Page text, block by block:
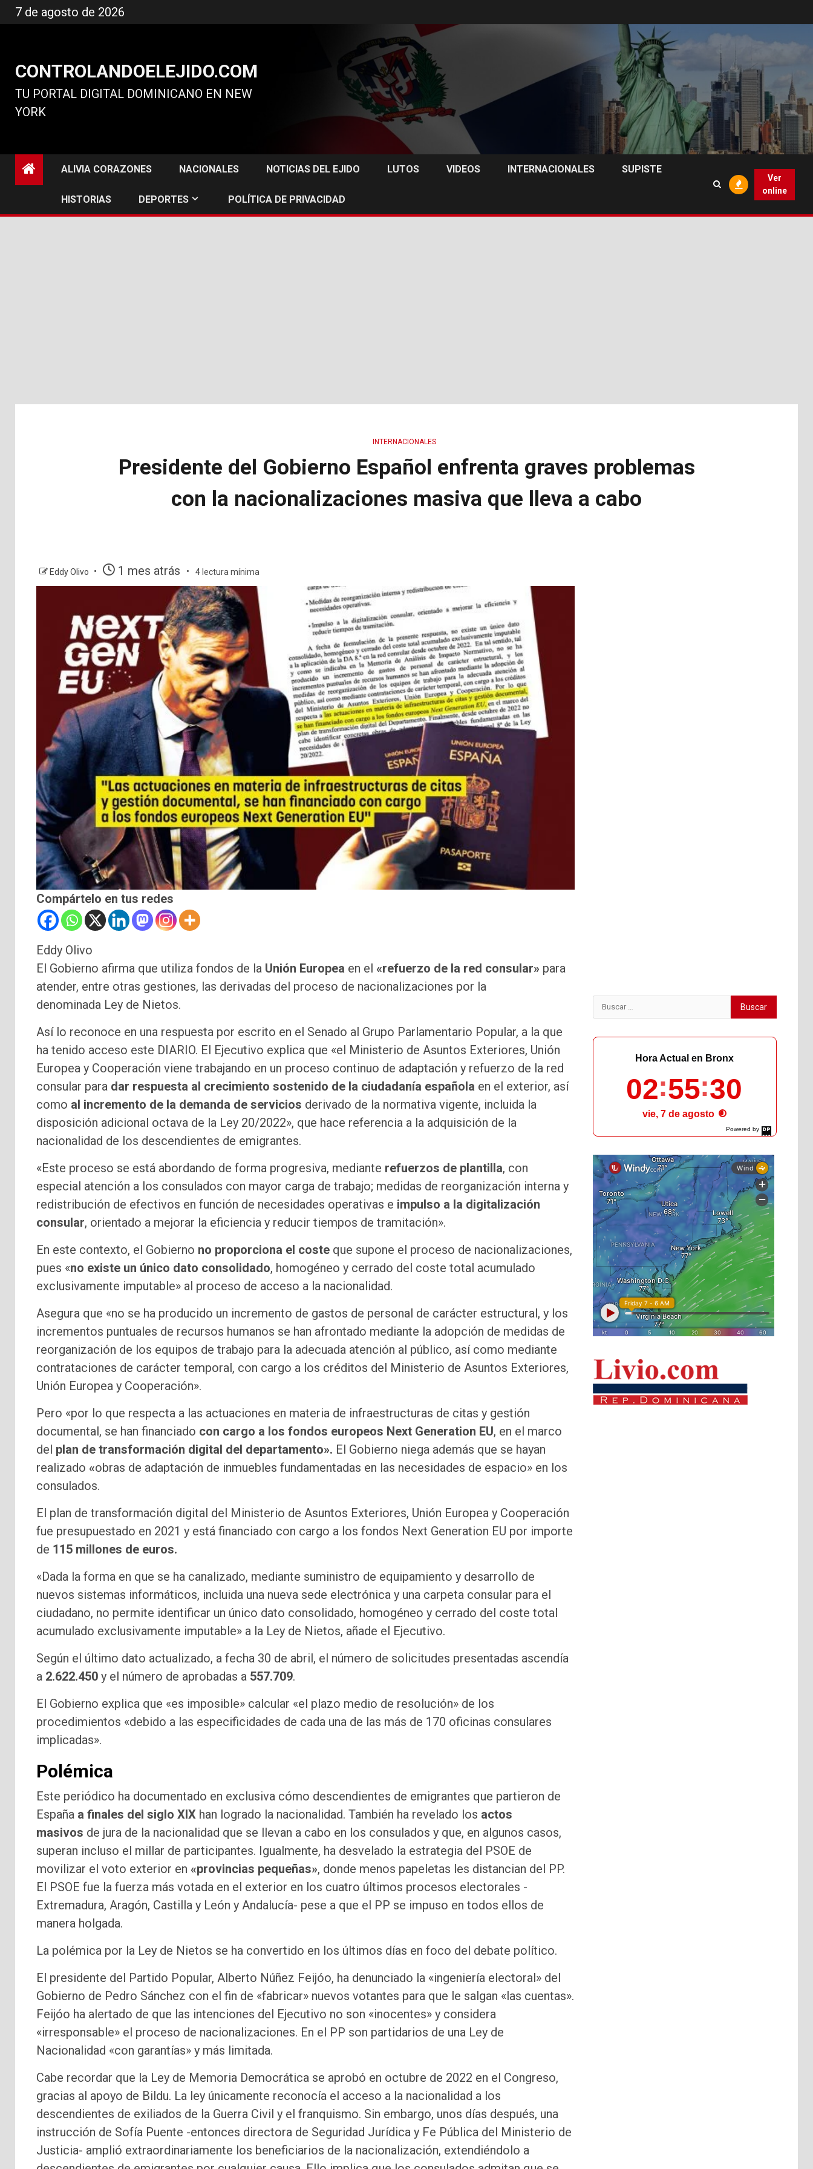
al
7 de agosto de 2026
CONTROLANDOELEJIDO.COM
TU PORTAL DIGITAL DOMINICANO EN NEW
YORK
ALIVIA CORAZONES NACIONALES NOTICIAS DEL EJIDO LUTOS VIDEOS INTERNACIONALES SUPISTE
HISTORIAS DEPORTES POLÍTICA DE PRIVACIDAD
Ver
online
INTERNACIONALES
Presidente del Gobierno Español enfrenta graves problemas
con la nacionalizaciones masiva que lleva a cabo
Eddy Olivo 1 mes atrás 4 lectura mínima
Compártelo en tus redes
Eddy Olivo
El Gobierno afirma que utiliza fondos de la Unión Europea en el «refuerzo de la red consular» para
atender, entre otras gestiones, las derivadas del proceso de nacionalizaciones por la
denominada Ley de Nietos.
Así lo reconoce en una respuesta por escrito en el Senado al Grupo Parlamentario Popular, a la que
ha tenido acceso este DIARIO. El Ejecutivo explica que «el Ministerio de Asuntos Exteriores, Unión
Europea y Cooperación viene trabajando en un proceso continuo de adaptación y refuerzo de la red
consular para dar respuesta al crecimiento sostenido de la ciudadanía española en el exterior, así
como al incremento de la demanda de servicios derivado de la normativa vigente, incluida la
disposición adicional octava de la Ley 20/2022», que hace referencia a la adquisición de la
nacionalidad de los descendientes de emigrantes.
«Este proceso se está abordando de forma progresiva, mediante refuerzos de plantilla, con
especial atención a los consulados con mayor carga de trabajo; medidas de reorganización interna y
redistribución de efectivos en función de necesidades operativas e impulso a la digitalización
consular, orientado a mejorar la eficiencia y reducir tiempos de tramitación».
En este contexto, el Gobierno no proporciona el coste que supone el proceso de nacionalizaciones,
pues «no existe un único dato consolidado, homogéneo y cerrado del coste total acumulado
exclusivamente imputable» al proceso de acceso a la nacionalidad.
Asegura que «no se ha producido un incremento de gastos de personal de carácter estructural, y los
incrementos puntuales de recursos humanos se han afrontado mediante la adopción de medidas de
reorganización de los equipos de trabajo para la adecuada atención al público, así como mediante
contrataciones de carácter temporal, con cargo a los créditos del Ministerio de Asuntos Exteriores,
Unión Europea y Cooperación».
Pero «por lo que respecta a las actuaciones en materia de infraestructuras de citas y gestión
documental, se han financiado con cargo a los fondos europeos Next Generation EU, en el marco
del plan de transformación digital del departamento». El Gobierno niega además que se hayan
realizado «obras de adaptación de inmuebles fundamentadas en las necesidades de espacio» en los
consulados.
El plan de transformación digital del Ministerio de Asuntos Exteriores, Unión Europea y Cooperación
fue presupuestado en 2021 y está financiado con cargo a los fondos Next Generation EU por importe
de 115 millones de euros.
«Dada la forma en que se ha canalizado, mediante suministro de equipamiento y desarrollo de
nuevos sistemas informáticos, incluida una nueva sede electrónica y una carpeta consular para el
ciudadano, no permite identificar un único dato consolidado, homogéneo y cerrado del coste total
acumulado exclusivamente imputable» a la Ley de Nietos, añade el Ejecutivo.
Según el último dato actualizado, a fecha 30 de abril, el número de solicitudes presentadas ascendía
a 2.622.450 y el número de aprobadas a 557.709.
El Gobierno explica que «es imposible» calcular «el plazo medio de resolución» de los
procedimientos «debido a las especificidades de cada una de las más de 170 oficinas consulares
implicadas».
Polémica
Este periódico ha documentado en exclusiva cómo descendientes de emigrantes que partieron de
España a finales del siglo XIX han logrado la nacionalidad. También ha revelado los actos
masivos de jura de la nacionalidad que se llevan a cabo en los consulados y que, en algunos casos,
superan incluso el millar de participantes. Igualmente, ha desvelado la estrategia del PSOE de
movilizar el voto exterior en «provincias pequeñas», donde menos papeletas les distancian del PP.
El PSOE fue la fuerza más votada en el exterior en los cuatro últimos procesos electorales -
Extremadura, Aragón, Castilla y León y Andalucía- pese a que el PP se impuso en todos ellos de
manera holgada.
La polémica por la Ley de Nietos se ha convertido en los últimos días en foco del debate político.
El presidente del Partido Popular, Alberto Núñez Feijóo, ha denunciado la «ingeniería electoral» del
Gobierno de Pedro Sánchez con el fin de «fabricar» nuevos votantes para que le salgan «las cuentas».
Feijóo ha alertado de que las intenciones del Ejecutivo no son «inocentes» y considera
«irresponsable» el proceso de nacionalizaciones. En el PP son partidarios de una Ley de
Nacionalidad «con garantías» y más limitada.
Cabe recordar que la Ley de Memoria Democrática se aprobó en octubre de 2022 en el Congreso,
gracias al apoyo de Bildu. La ley únicamente reconocía el acceso a la nacionalidad a los
descendientes de exiliados de la Guerra Civil y el franquismo. Sin embargo, unos días después, una
instrucción de Sofía Puente -entonces directora de Seguridad Jurídica y Fe Pública del Ministerio de
Justicia- amplió extraordinariamente los beneficiarios de la nacionalización, extendiéndolo a
Buscar:
Powered by
DaysPedia.com
Hora Actual en Bronx
02 55 31
vie, 7 de agosto